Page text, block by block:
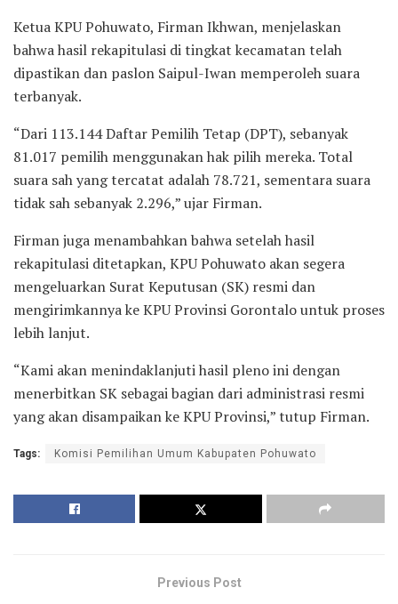
Ketua KPU Pohuwato, Firman Ikhwan, menjelaskan
bahwa hasil rekapitulasi di tingkat kecamatan telah
dipastikan dan paslon Saipul-Iwan memperoleh suara
terbanyak.
“Dari 113.144 Daftar Pemilih Tetap (DPT), sebanyak
81.017 pemilih menggunakan hak pilih mereka. Total
suara sah yang tercatat adalah 78.721, sementara suara
tidak sah sebanyak 2.296,” ujar Firman.
Firman juga menambahkan bahwa setelah hasil
rekapitulasi ditetapkan, KPU Pohuwato akan segera
mengeluarkan Surat Keputusan (SK) resmi dan
mengirimkannya ke KPU Provinsi Gorontalo untuk proses
lebih lanjut.
“Kami akan menindaklanjuti hasil pleno ini dengan
menerbitkan SK sebagai bagian dari administrasi resmi
yang akan disampaikan ke KPU Provinsi,” tutup Firman.
Tags: Komisi Pemilihan Umum Kabupaten Pohuwato
Previous Post